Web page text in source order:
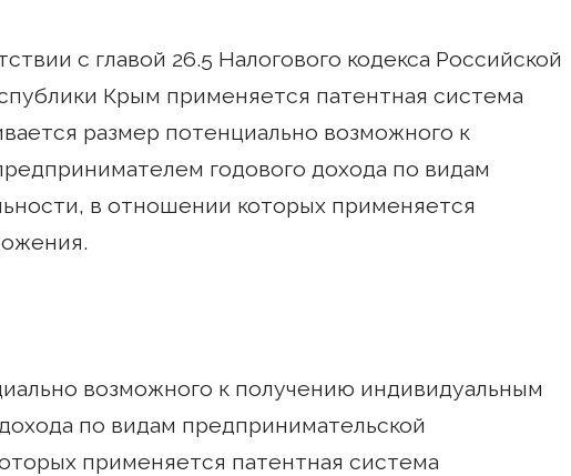
с главой 26.5 Налогового кодекса Российской
Крым применяется патентная система
размер потенциально возможного к
годового дохода по видам
в отношении которых применяется
возможного к получению индивидуальным
по видам предпринимательской
применяется патентная система